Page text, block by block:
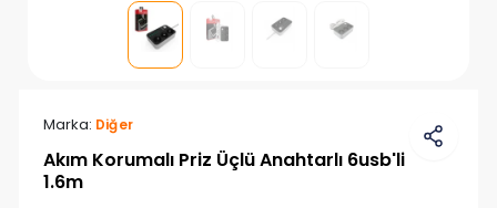
Marka: Diğer
Akım Korumalı Priz Üçlü Anahtarlı 6usb'li
1.6m